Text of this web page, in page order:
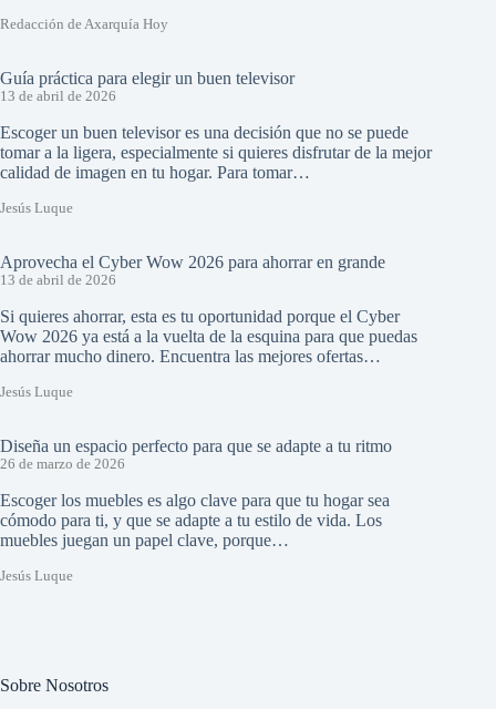
Redacción de Axarquía Hoy
Guía práctica para elegir un buen televisor
13 de abril de 2026
Escoger un buen televisor es una decisión que no se puede
tomar a la ligera, especialmente si quieres disfrutar de la mejor
calidad de imagen en tu hogar. Para tomar…
Jesús Luque
Aprovecha el Cyber Wow 2026 para ahorrar en grande
13 de abril de 2026
Si quieres ahorrar, esta es tu oportunidad porque el Cyber
Wow 2026 ya está a la vuelta de la esquina para que puedas
ahorrar mucho dinero. Encuentra las mejores ofertas…
Jesús Luque
Diseña un espacio perfecto para que se adapte a tu ritmo
26 de marzo de 2026
Escoger los muebles es algo clave para que tu hogar sea
cómodo para ti, y que se adapte a tu estilo de vida. Los
muebles juegan un papel clave, porque…
Jesús Luque
Sobre Nosotros